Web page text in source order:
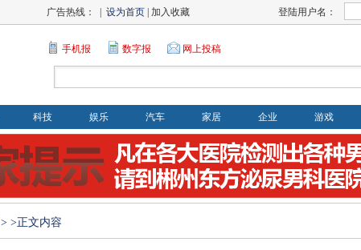
广告热线： | 设为首页 | 加入收藏 登陆用户名：
手机报 数字报 网上投稿
科技 娱乐 汽车 家居 企业 游戏
> >正文内容